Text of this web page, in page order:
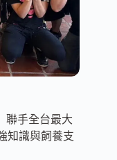
聯手全台最大
知識與飼養支